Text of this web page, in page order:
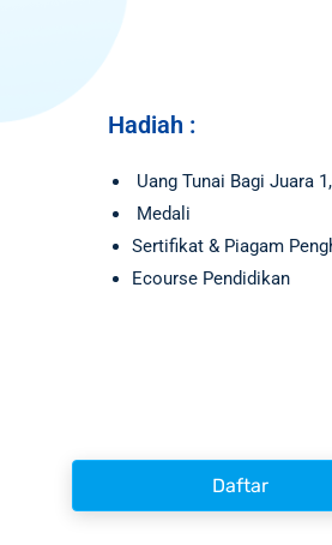
Hadiah :
Uang Tunai Bagi Juara
Medali
Sertifikat & Piagam
Ecourse Pendidikan
Daftar